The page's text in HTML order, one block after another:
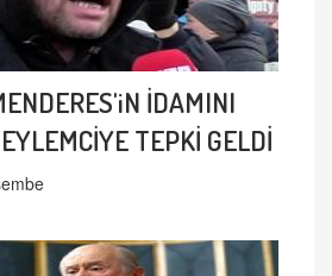
İDAMINI
TEPKİ GELDİ